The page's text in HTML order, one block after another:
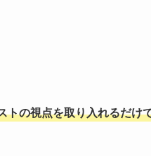
トの視点を取り入れるだけ